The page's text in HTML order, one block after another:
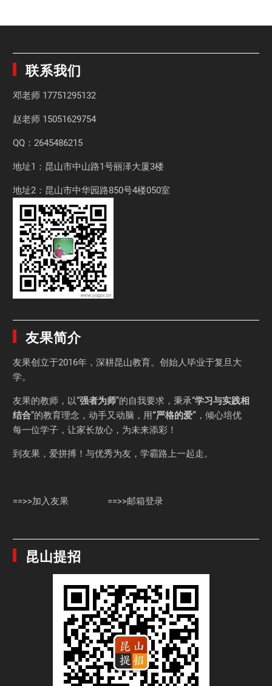
联系我们
邓老师 17751295132
赵老师 15051629754
QQ：2645486215
地址1：昆山市中山路1号丽泽大厦3楼
地址2：昆山市中华园路850号4楼050室
友果简介
友果创立于2016年，深耕昆山教育。创始人毕业于复旦大
学。
友果的教师，以“强者为师”的自我要求，秉承“学习与实践相
结合”的教育理念，动手又动脑，用“严格的爱” ，倾心培优
每一位学子，让家长放心，为未来添彩！
到友果，爱拼搏！与优秀为友，学霸路上一起走。
==>>加入友果 ==>>邮箱登录
昆山提招